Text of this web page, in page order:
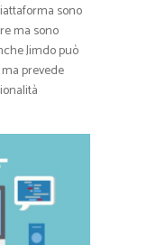
sono
ma sono
Jimdo può
prevede